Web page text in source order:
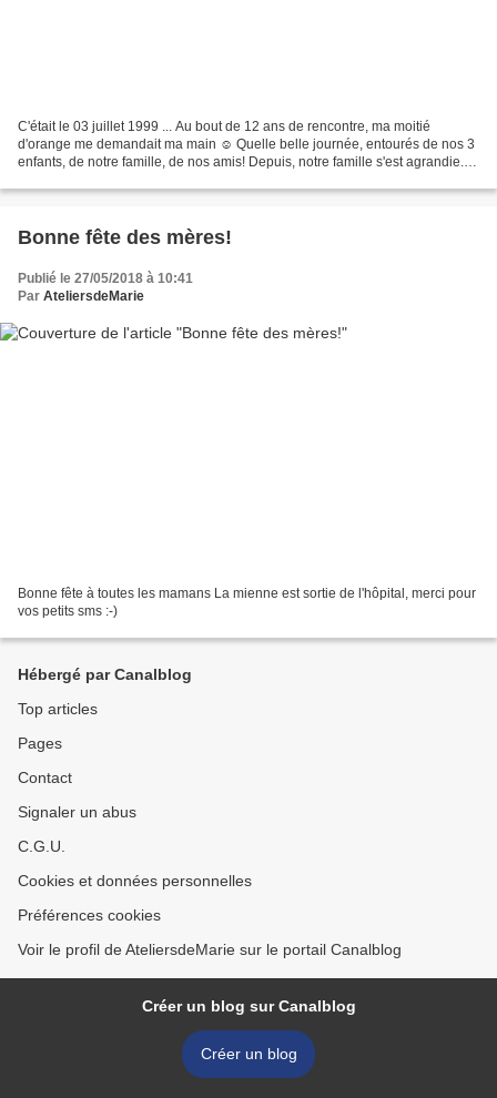
C'était le 03 juillet 1999 ... Au bout de 12 ans de rencontre, ma moitié
d'orange me demandait ma main ☺ Quelle belle journée, entourés de nos 3
enfants, de notre famille, de nos amis! Depuis, notre famille s'est agrandie...
Bonne fête des mères!
Publié le 27/05/2018 à 10:41
Par AteliersdeMarie
Bonne fête à toutes les mamans La mienne est sortie de l'hôpital, merci pour
vos petits sms :-)
Hébergé par Canalblog
Top articles
Pages
Contact
Signaler un abus
C.G.U.
Cookies et données personnelles
Préférences cookies
Voir le profil de AteliersdeMarie sur le portail Canalblog
Créer un blog sur Canalblog
Créer un blog